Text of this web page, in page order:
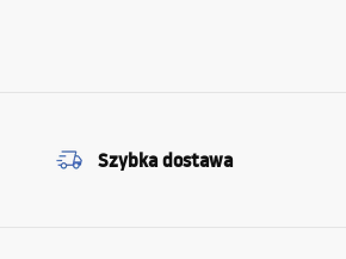
Szybka dostawa